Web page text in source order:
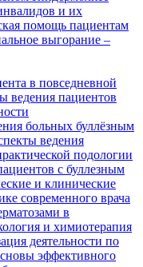
и их
помощь пациентам
выгорание –
в повседневной
ведения пациентов
больных буллёзным
ведения
подологии
с буллезным
и клинические
современного врача
в
и химиотерапия
деятельности по
эффективного